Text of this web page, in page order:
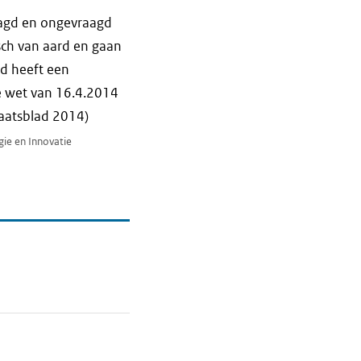
en ongevraagd
van aard en gaan
heeft een
wet van 16.4.2014
2014)
en Innovatie